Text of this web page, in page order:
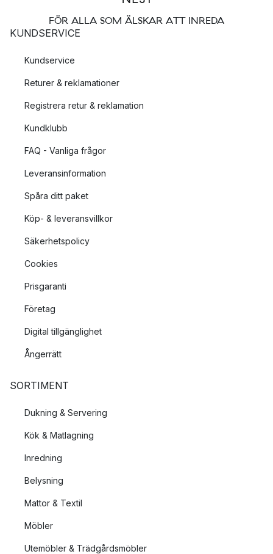
FÖR ALLA SOM ÄLSKAR ATT INREDA
KUNDSERVICE
Kundservice
Returer & reklamationer
Registrera retur & reklamation
Kundklubb
FAQ - Vanliga frågor
Leveransinformation
Spåra ditt paket
Köp- & leveransvillkor
Säkerhetspolicy
Cookies
Prisgaranti
Företag
Digital tillgänglighet
Ångerrätt
SORTIMENT
Dukning & Servering
Kök & Matlagning
Inredning
Belysning
Mattor & Textil
Möbler
Utemöbler & Trädgårdsmöbler